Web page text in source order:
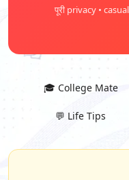
पूरी privacy •
🎓 College Mate
💬 Life Tips